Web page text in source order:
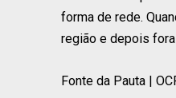
forma de rede.
região e depois
Fonte da Pauta |